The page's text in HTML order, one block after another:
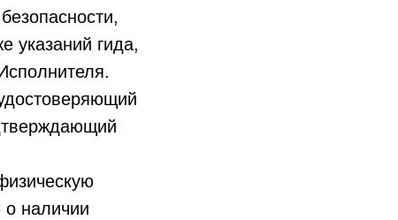
указаний гида,
о наличии